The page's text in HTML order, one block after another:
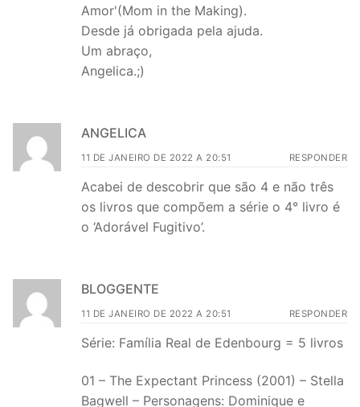
Amor'(Mom in the Making).
Desde já obrigada pela ajuda.
Um abraço,
Angelica.;)
ANGELICA
11 DE JANEIRO DE 2022 A 20:51 RESPONDER
Acabei de descobrir que são 4 e não três
os livros que compõem a série o 4° livro é
o ‘Adorável Fugitivo’.
BLOGGENTE
11 DE JANEIRO DE 2022 A 20:51 RESPONDER
Série: Família Real de Edenbourg = 5 livros
01 – The Expectant Princess (2001) – Stella
Bagwell – Personagens: Dominique e